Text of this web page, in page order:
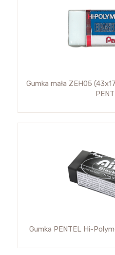
Gumka mała ZEH05
Gumka PENTEL Hi-